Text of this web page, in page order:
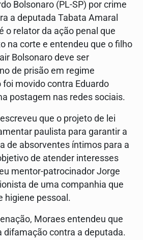
Bolsonaro (PL-SP) por crime
a deputada Tabata Amaral
o relator da ação penal que
na corte e entendeu que o filho
Bolsonaro deve ser
de prisão em regime
foi movido contra Eduardo
postagem nas redes sociais.
que o projeto de lei
paulista para garantir a
de absorventes íntimos para a
de atender interesses
mentor-patrocinador Jorge
de uma companhia que
higiene pessoal.
Moraes entendeu que
difamação contra a deputada.